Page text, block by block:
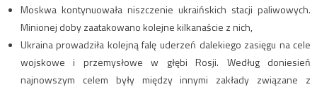
Moskwa kontynuowała niszczenie ukraińskich stacji paliwowych.
Minionej doby zaatakowano kolejne kilkanaście z nich,
Ukraina prowadziła kolejną falę uderzeń dalekiego zasięgu na cele
wojskowe i przemysłowe w głębi Rosji. Według doniesień
najnowszym celem były między innymi zakłady związane z